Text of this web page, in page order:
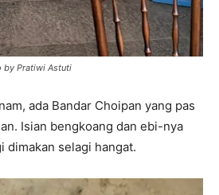
by Pratiwi Astuti
ada Bandar Choipan yang pas
Isian bengkoang dan ebi-nya
dimakan selagi hangat.